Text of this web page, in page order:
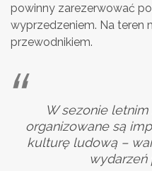
powinny zarezerwować
wyprzedzeniem. Na teren
przewodnikiem.
W sezonie
organizowane są
kulturę ludową –
wydarzeń